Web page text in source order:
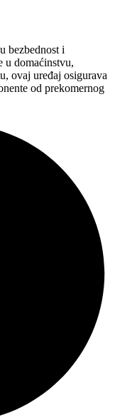
bezbednost i
u domaćinstvu,
ovaj uređaj osigurava
od prekomernog